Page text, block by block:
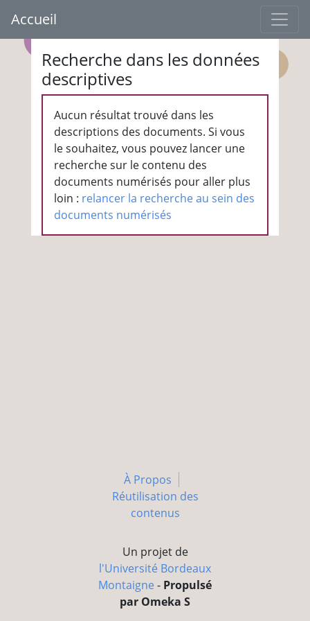
Accueil
Recherche dans les données
descriptives
Aucun résultat trouvé dans les
descriptions des documents. Si vous
le souhaitez, vous pouvez lancer une
recherche sur le contenu des
documents numérisés pour aller plus
loin : relancer la recherche au sein des
documents numérisés
À Propos
Réutilisation des
contenus
Un projet de
l'Université Bordeaux
Montaigne - Propulsé
par Omeka S